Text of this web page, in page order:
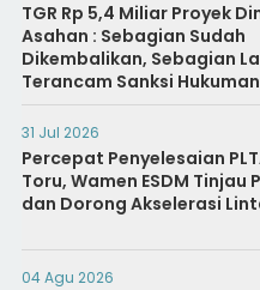
TGR Rp 5,4 Miliar Proyek
Asahan : Sebagian Sudah
Dikembalikan, Sebagian
Terancam Sanksi
31 Jul 2026
Percepat Penyelesaian
Toru, Wamen ESDM Tinjau
dan Dorong Akselerasi
04 Agu 2026